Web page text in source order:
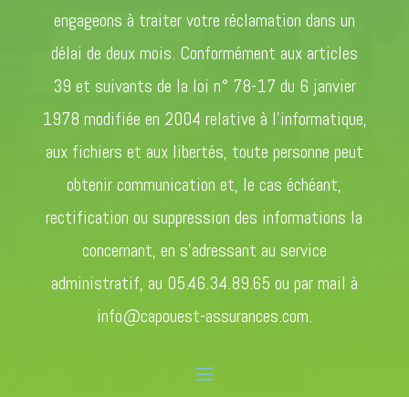
engageons à traiter votre réclamation dans un
délai de deux mois. Conformément aux articles
39 et suivants de la loi n° 78-17 du 6 janvier
1978 modifiée en 2004 relative à l’informatique,
aux fichiers et aux libertés, toute personne peut
obtenir communication et, le cas échéant,
rectification ou suppression des informations la
concernant, en s’adressant au service
administratif, au 05.46.34.89.65 ou par mail à
info@capouest-assurances.com.